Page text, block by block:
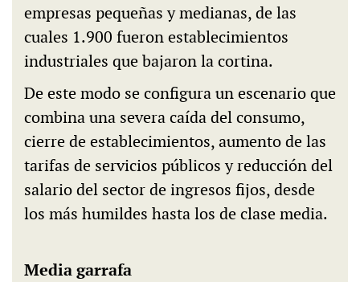
empresas pequeñas y medianas, de las
cuales 1.900 fueron establecimientos
industriales que bajaron la cortina.
De este modo se configura un escenario que
combina una severa caída del consumo,
cierre de establecimientos, aumento de las
tarifas de servicios públicos y reducción del
salario del sector de ingresos fijos, desde
los más humildes hasta los de clase media.
Media garrafa